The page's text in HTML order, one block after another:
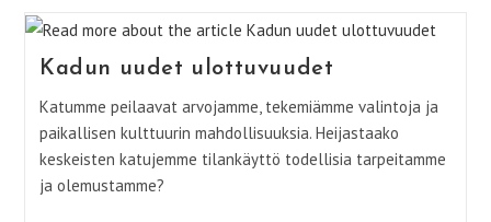
–
Piirroksia
Japanilaisista
Kaduista
Kadun uudet ulottuvuudet
Katumme peilaavat arvojamme, tekemiämme valintoja ja
paikallisen kulttuurin mahdollisuuksia. Heijastaako
keskeisten katujemme tilankäyttö todellisia tarpeitamme
ja olemustamme?